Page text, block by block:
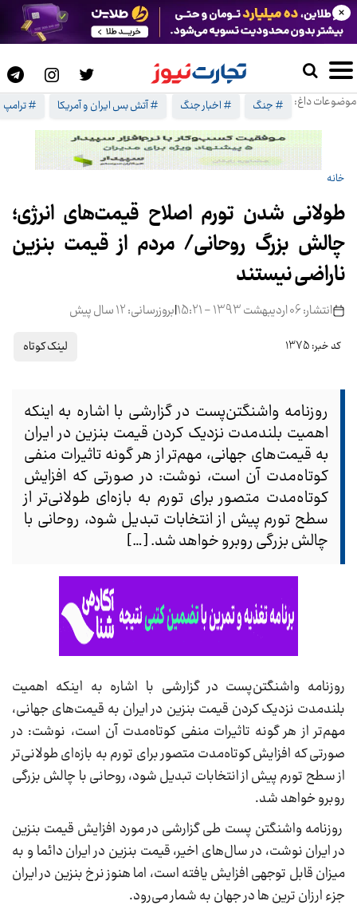
موضوعات داغ: # جنگ # اخبار جنگ # آتش بس ایران و آمریکا # ترامپ
×
خانه
طولانی شدن تورم اصلاح قیمت‌های انرژی؛
چالش بزرگ روحانی/ مردم از قیمت بنزین
ناراضی نیستند
انتشار: 06 اردیبهشت 1393 - 15:21 |بروزرسانی: 12 سال پیش
کد خبر: 1375 لینک کوتاه
روزنامه واشنگتن‌پست در گزارشی با اشاره به اینکه
اهمیت بلندمدت نزدیک کردن قیمت بنزین در ایران
به قیمت‌های جهانی، مهم‌تر از هر گونه تاثیرات منفی
کوتاه‌مدت آن است، نوشت: در صورتی که افزایش
کوتاه‌مدت متصور برای تورم به بازه‌ای طولانی‌تر از
سطح تورم پیش از انتخابات تبدیل شود، روحانی با
چالش بزرگی روبرو خواهد شد. […]
روزنامه واشنگتن‌پست در گزارشی با اشاره به اینکه اهمیت
بلندمدت نزدیک کردن قیمت بنزین در ایران به قیمت‌های جهانی،
مهم‌تر از هر گونه تاثیرات منفی کوتاه‌مدت آن است، نوشت: در
صورتی که افزایش کوتاه‌مدت متصور برای تورم به بازه‌ای طولانی‌تر
از سطح تورم پیش از انتخابات تبدیل شود، روحانی با چالش بزرگی
روبرو خواهد شد.
روزنامه واشنگتن پست طی گزارشی در مورد افزایش قیمت بنزین
در ایران نوشت، در سال‌های اخیر، قیمت بنزین در ایران دائما و به
میزان قابل توجهی افزایش یافته است، اما هنوز نرخ بنزین در ایران
جزء ارزان ترین ها در جهان به شمار می‌رود.